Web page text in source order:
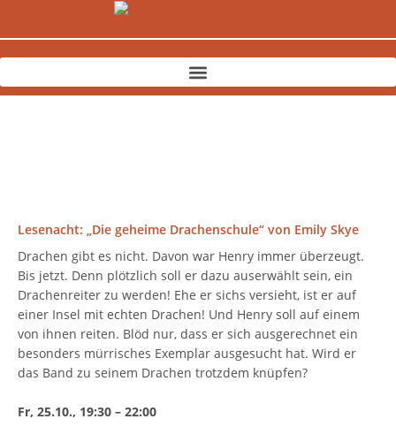
Lesenacht: „Die geheime Drachenschule“ von Emily Skye
Drachen gibt es nicht. Davon war Henry immer überzeugt.
Bis jetzt. Denn plötzlich soll er dazu auserwählt sein, ein
Drachenreiter zu werden! Ehe er sichs versieht, ist er auf
einer Insel mit echten Drachen! Und Henry soll auf einem
von ihnen reiten. Blöd nur, dass er sich ausgerechnet ein
besonders mürrisches Exemplar ausgesucht hat. Wird er
das Band zu seinem Drachen trotzdem knüpfen?
Fr, 25.10., 19:30 – 22:00